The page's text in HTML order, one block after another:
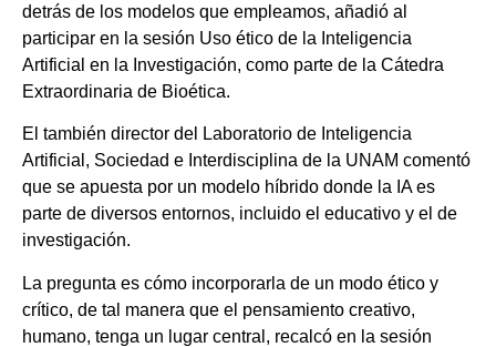
detrás de los modelos que empleamos, añadió al
participar en la sesión Uso ético de la Inteligencia
Artificial en la Investigación, como parte de la Cátedra
Extraordinaria de Bioética.
El también director del Laboratorio de Inteligencia
Artificial, Sociedad e Interdisciplina de la UNAM comentó
que se apuesta por un modelo híbrido donde la IA es
parte de diversos entornos, incluido el educativo y el de
investigación.
La pregunta es cómo incorporarla de un modo ético y
crítico, de tal manera que el pensamiento creativo,
humano, tenga un lugar central, recalcó en la sesión